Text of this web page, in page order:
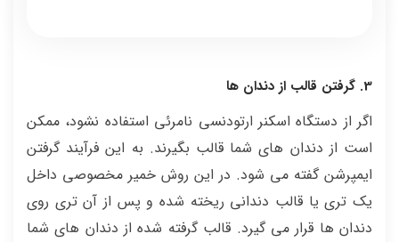
3. گرفتن قالب از دندان ها
اگر از دستگاه اسکنر ارتودنسی نامرئی استفاده نشود، ممکن
است از دندان های شما قالب بگیرند. به این فرآیند گرفتن
ایمپرشن گفته می شود. در این روش خمیر مخصوصی داخل
یک تری یا قالب دندانی ریخته شده و پس از آن تری روی
دندان ها قرار می گیرد. قالب گرفته شده از دندان های شما